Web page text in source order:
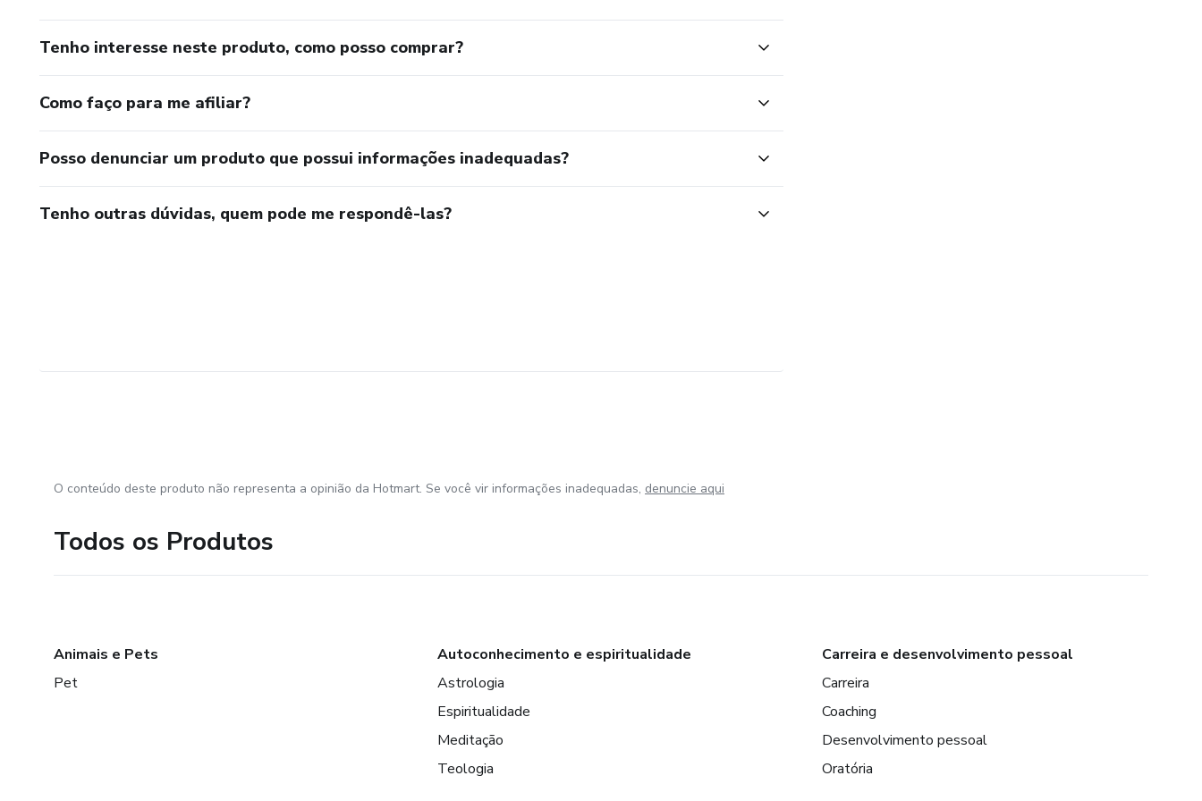
Tenho interesse neste produto, como posso comprar?
Como faço para me afiliar?
Posso denunciar um produto que possui informações inadequadas?
Tenho outras dúvidas, quem pode me respondê-las?
O conteúdo deste produto não representa a opinião da Hotmart. Se você vir informações inadequadas, denuncie aqui
Todos os Produtos
Animais e Pets
Pet
Autoconhecimento e espiritualidade
Astrologia
Espiritualidade
Meditação
Teologia
Carreira e desenvolvimento pessoal
Carreira
Coaching
Desenvolvimento pessoal
Oratória